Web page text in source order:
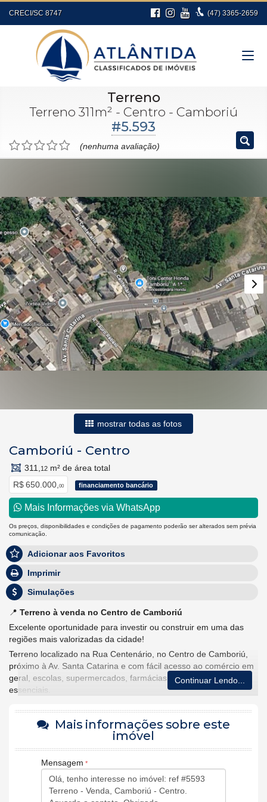
CRECI/SC 8747 (47) 3365-2659
Terreno
Terreno 311m² - Centro - Camboriú
#5.593
(nenhuma avaliação)
mostrar todas as fotos
Camboriú - Centro
311, 12 m² de área total
R$ 650.000, 00 financiamento bancário
Mais Informações via WhatsApp
Os preços, disponibilidades e condições de pagamento poderão ser alterados sem prévia
comunicação.
Adicionar aos Favoritos
Imprimir
Simulações
📍 Terreno à venda no Centro de Camboriú
Excelente oportunidade para investir ou construir em uma das
regiões mais valorizadas da cidade!
Terreno localizado na Rua Centenário, no Centro de Camboriú,
próximo à Av. Santa Catarina e com fácil acesso ao comércio em
geral, escolas, supermercados, farmácias e demais serviços
essenciais.
Valor:R$ 650.000,00
Ideal para quem busca um terreno bem localizado, com
excelente potencial de valorização e pronto para receber seu
projeto residencial ou comercial.
Continuar Lendo...
Mais informações sobre este
imóvel
Mensagem